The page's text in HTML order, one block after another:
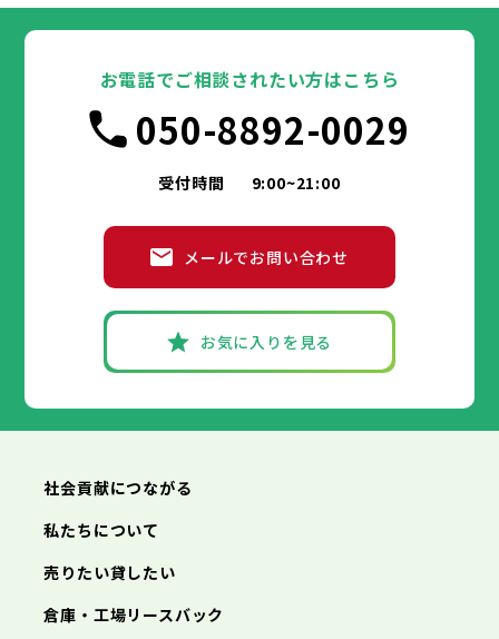
お電話でご相談されたい方はこちら
050-8892-0029
受付時間 9:00~21:00
メールでお問い合わせ
お気に入りを見る
社会貢献につながる
私たちについて
売りたい貸したい
倉庫・工場リースバック